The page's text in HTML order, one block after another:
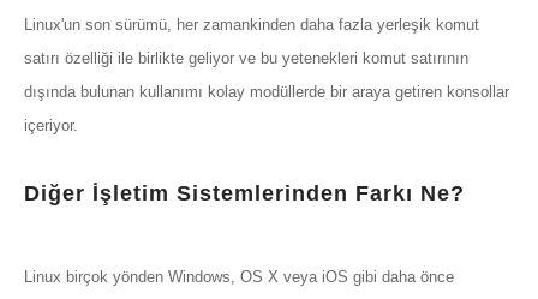
Linux'un son sürümü, her zamankinden daha fazla yerleşik komut
satırı özelliği ile birlikte geliyor ve bu yetenekleri komut satırının
dışında bulunan kullanımı kolay modüllerde bir araya getiren konsollar
içeriyor.
Diğer İşletim Sistemlerinden Farkı Ne?
Linux birçok yönden Windows, OS X veya iOS gibi daha önce